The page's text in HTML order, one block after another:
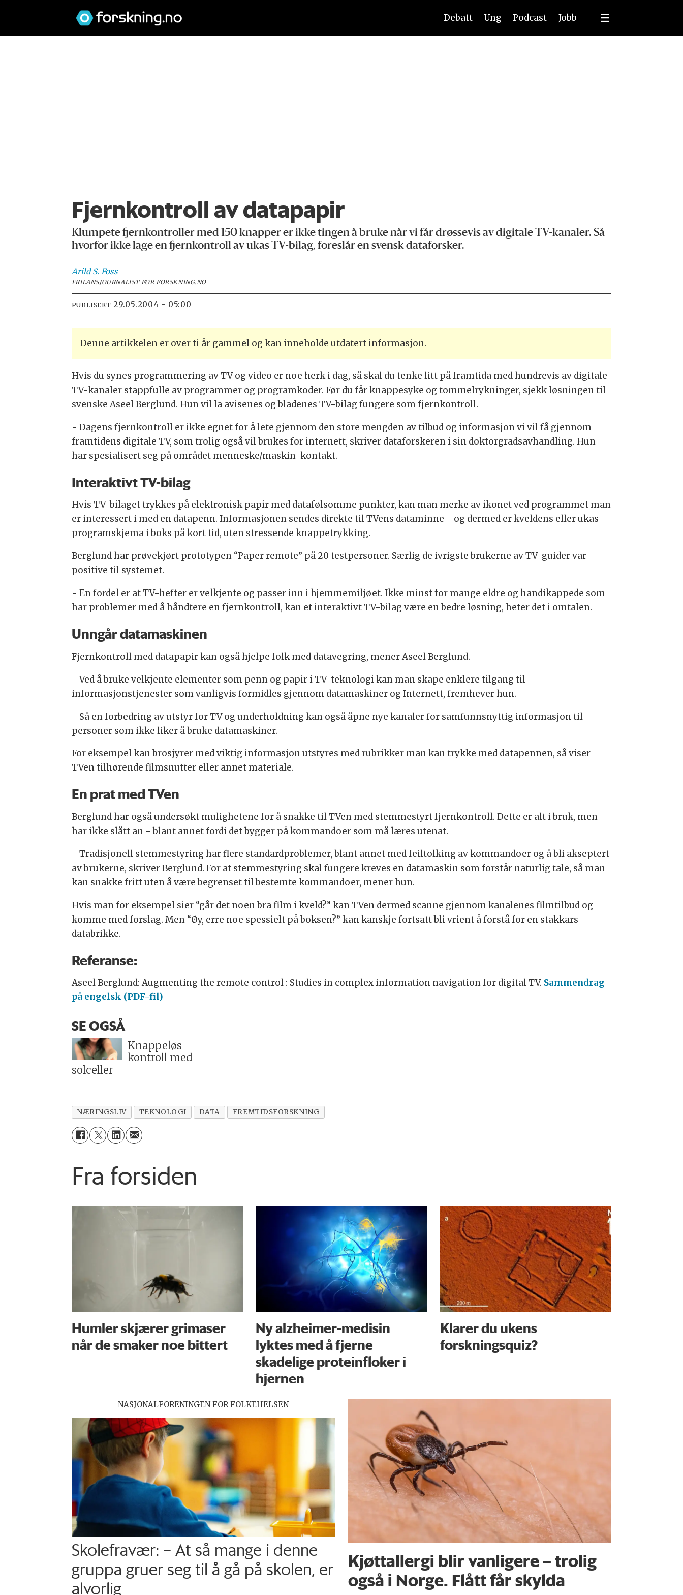
Debatt Ung Podcast Jobb
Fjernkontroll av datapapir
Klumpete fjernkontroller med 150 knapper er ikke tingen å bruke når vi får drøssevis av digitale TV-kanaler. Så
hvorfor ikke lage en fjernkontroll av ukas TV-bilag, foreslår en svensk dataforsker.
Arild S. Foss
FRILANSJOURNALIST FOR FORSKNING.NO
PUBLISERT 29.05.2004 - 05:00
Denne artikkelen er over ti år gammel og kan inneholde utdatert informasjon.
Hvis du synes programmering av TV og video er noe herk i dag, så skal du tenke litt på framtida med hundrevis av digitale
TV-kanaler stappfulle av programmer og programkoder. Før du får knappesyke og tommelrykninger, sjekk løsningen til
svenske Aseel Berglund. Hun vil la avisenes og bladenes TV-bilag fungere som fjernkontroll.
- Dagens fjernkontroll er ikke egnet for å lete gjennom den store mengden av tilbud og informasjon vi vil få gjennom
framtidens digitale TV, som trolig også vil brukes for internett, skriver dataforskeren i sin doktorgradsavhandling. Hun
har spesialisert seg på området menneske/maskin-kontakt.
Interaktivt TV-bilag
Hvis TV-bilaget trykkes på elektronisk papir med datafølsomme punkter, kan man merke av ikonet ved programmet man
er interessert i med en datapenn. Informasjonen sendes direkte til TVens dataminne - og dermed er kveldens eller ukas
programskjema i boks på kort tid, uten stressende knappetrykking.
Berglund har prøvekjørt prototypen “Paper remote” på 20 testpersoner. Særlig de ivrigste brukerne av TV-guider var
positive til systemet.
- En fordel er at TV-hefter er velkjente og passer inn i hjemmemiljøet. Ikke minst for mange eldre og handikappede som
har problemer med å håndtere en fjernkontroll, kan et interaktivt TV-bilag være en bedre løsning, heter det i omtalen.
Unngår datamaskinen
Fjernkontroll med datapapir kan også hjelpe folk med datavegring, mener Aseel Berglund.
- Ved å bruke velkjente elementer som penn og papir i TV-teknologi kan man skape enklere tilgang til
informasjonstjenester som vanligvis formidles gjennom datamaskiner og Internett, fremhever hun.
- Så en forbedring av utstyr for TV og underholdning kan også åpne nye kanaler for samfunnsnyttig informasjon til
personer som ikke liker å bruke datamaskiner.
For eksempel kan brosjyrer med viktig informasjon utstyres med rubrikker man kan trykke med datapennen, så viser
TVen tilhørende filmsnutter eller annet materiale.
En prat med TVen
Berglund har også undersøkt mulighetene for å snakke til TVen med stemmestyrt fjernkontroll. Dette er alt i bruk, men
har ikke slått an - blant annet fordi det bygger på kommandoer som må læres utenat.
- Tradisjonell stemmestyring har flere standardproblemer, blant annet med feiltolking av kommandoer og å bli akseptert
av brukerne, skriver Berglund. For at stemmestyring skal fungere kreves en datamaskin som forstår naturlig tale, så man
kan snakke fritt uten å være begrenset til bestemte kommandoer, mener hun.
Hvis man for eksempel sier “går det noen bra film i kveld?” kan TVen dermed scanne gjennom kanalenes filmtilbud og
komme med forslag. Men “Øy, erre noe spessielt på boksen?” kan kanskje fortsatt bli vrient å forstå for en stakkars
databrikke.
Referanse:
Aseel Berglund: Augmenting the remote control : Studies in complex information navigation for digital TV. Sammendrag
på engelsk (PDF-fil)
SE OGSÅ
Knappeløs
kontroll med
solceller
NÆRINGSLIV TEKNOLOGI DATA FREMTIDSFORSKNING
Fra forsiden
Humler skjærer grimaser
når de smaker noe bittert
Ny alzheimer-medisin
lyktes med å fjerne
skadelige proteinfloker i
hjernen
Klarer du ukens
forskningsquiz?
NASJONALFORENINGEN FOR FOLKEHELSEN
Skolefravær: – At så mange i denne
gruppa gruer seg til å gå på skolen, er
alvorlig
Kjøttallergi blir vanligere – trolig
også i Norge. Flått får skylda